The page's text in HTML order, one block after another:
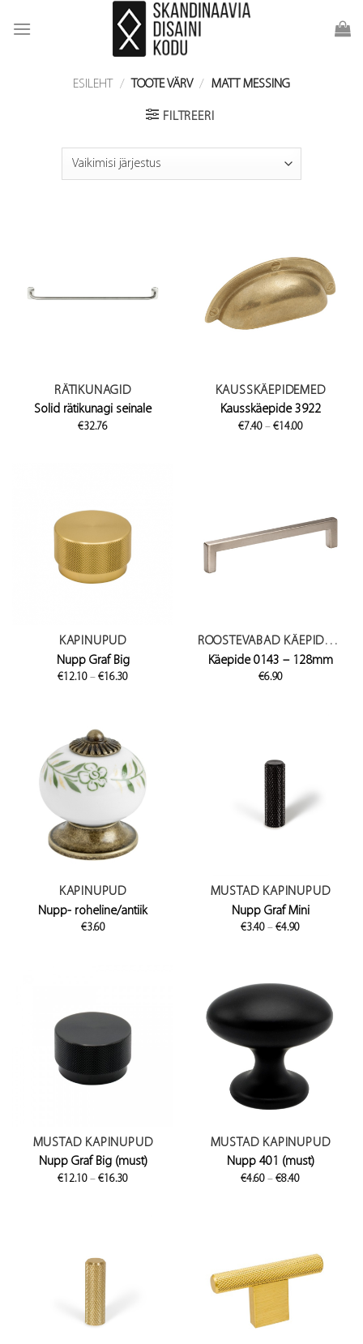
ESILEHT / TOOTE VÄRV / MATT MESSING
FILTREERI
RÄTIKUNAGID
Solid rätikunagi seinale
€32.76
KAUSSKÄEPIDEMED
Kausskäepide 3922
€7.40 – €14.00Price
KAPINUPUD
Nupp Graf Big
€ 12.10 – € 16.30Price
ROOSTEVABAD KÄEPIDEMED
Käepide 0143 – 128mm
€6.90
KAPINUPUD
Nupp- roheline/antiik
€3.60
MUSTAD KAPINUPUD
Nupp Graf Mini
€3.40 – €4.90Price
MUSTAD KAPINUPUD
Nupp Graf Big (must)
€12.10 – €16.30Price
MUSTAD KAPINUPUD
Nupp 401 (must)
€4.60 – €8.40Price